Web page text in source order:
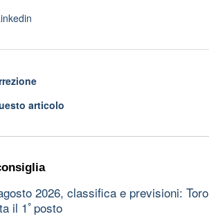
articolo
2026, classifica e previsioni: Toro
il 1ﾟposto